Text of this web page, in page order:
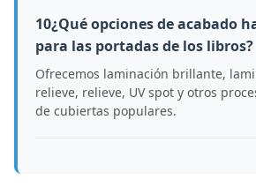
10¿Qué opciones de acabado
para las portadas de los libros?
Ofrecemos laminación brillante,
relieve, relieve, UV spot y otros
de cubiertas populares.